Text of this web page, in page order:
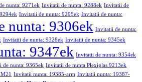
nunta: 9271ek Invitatii de nunta: 9288ek Invitatii de
Invitatii de nunta: 9295ek Invitatii de nunta:
nunta: 9306ek Invitatii de nunta:
Invitatii de nunta: 9328ek Invitatii de nunta: 9345ek
9347ek Invitatii de nunta: 9354ek
de nunta: 9365ek Invitatii de nunta Plexiglas 9213ek
Invitatii nunta: 19385-arm Invitatii nunta: 19387-